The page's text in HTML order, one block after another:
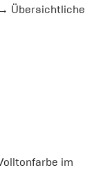
Übersichtliche
im